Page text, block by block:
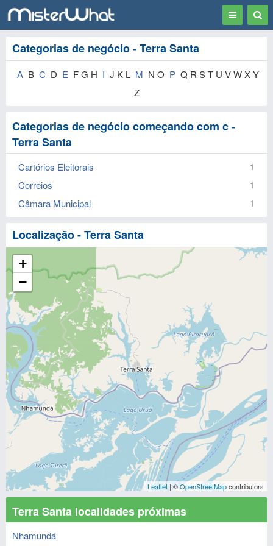
Toggle
Categorias de negócio - Terra Santa
A B C D E F G H I J K L M N O P Q R S T U V W X Y
Z
Categorias de negócio começando com c -
Terra Santa
Cartórios Eleitorais 1
Correios 1
Câmara Municipal 1
Localização - Terra Santa
+
−
Leaflet | ©OpenStreetMapcontributors
Terra Santa localidades próximas
Nhamundá